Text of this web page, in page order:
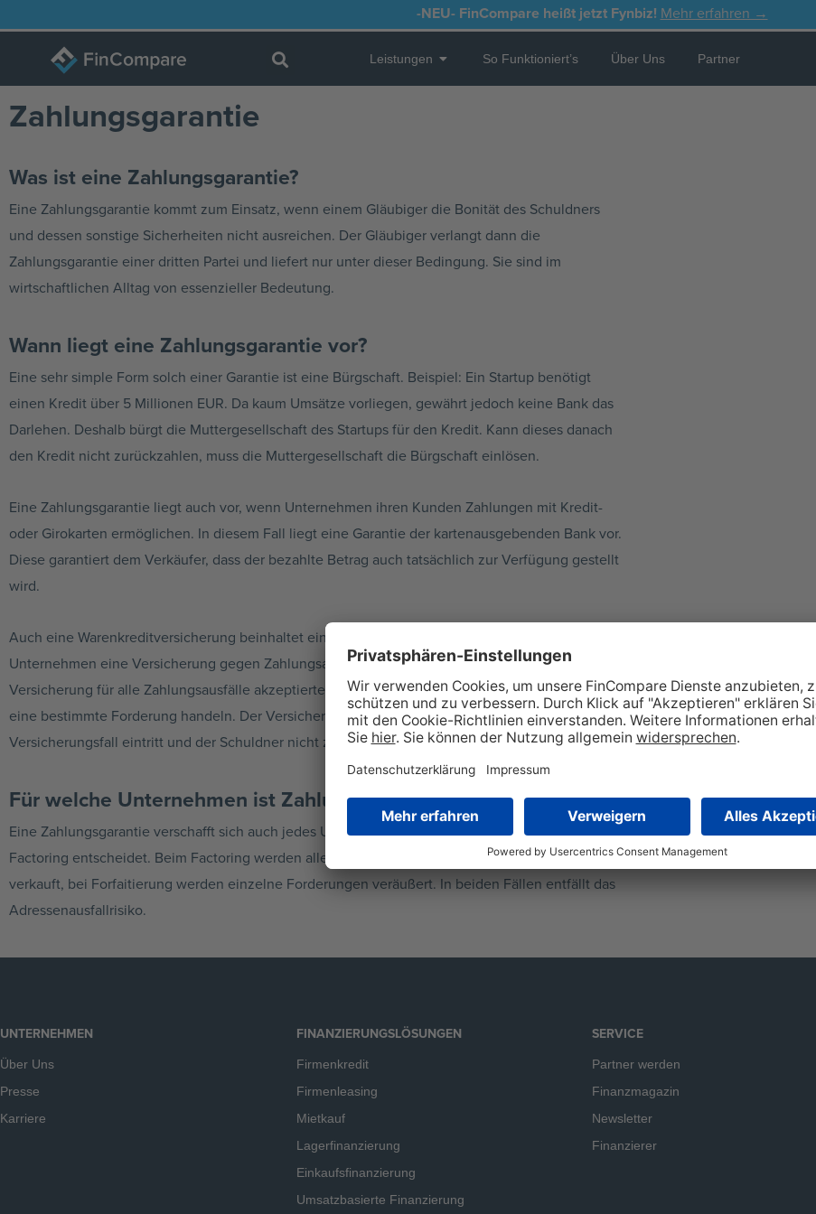
springen
-NEU-FinCompare heißt jetzt Fynbiz! Mehr erfahren →
Leistungen Open Leistungen
So Funktioniert’s Über Uns Partner
Zahlungsgarantie
Was ist eine Zahlungsgarantie?
Eine Zahlungsgarantie kommt zum Einsatz, wenn einem Gläubiger die Bonität des Schuldners
und dessen sonstige Sicherheiten nicht ausreichen. Der Gläubiger verlangt dann die
Zahlungsgarantie einer dritten Partei und liefert nur unter dieser Bedingung. Sie sind im
wirtschaftlichen Alltag von essenzieller Bedeutung.
Wann liegt eine Zahlungsgarantie vor?
Eine sehr simple Form solch einer Garantie ist eine Bürgschaft. Beispiel: Ein Startup benötigt
einen Kredit über 5 Millionen EUR. Da kaum Umsätze vorliegen, gewährt jedoch keine Bank das
Darlehen. Deshalb bürgt die Muttergesellschaft des Startups für den Kredit. Kann dieses danach
den Kredit nicht zurückzahlen, muss die Muttergesellschaft die Bürgschaft einlösen.
Eine Zahlungsgarantie liegt auch vor, wenn Unternehmen ihren Kunden Zahlungen mit Kredit-
oder Girokarten ermöglichen. In diesem Fall liegt eine Garantie der kartenausgebenden Bank vor.
Diese garantiert dem Verkäufer, dass der bezahlte Betrag auch tatsächlich zur Verfügung gestellt
wird.
Auch eine Warenkreditversicherung beinhaltet eine Zahlungsgarantie. Dabei schließen
Unternehmen eine Versicherung gegen Zahlungsausfälle ab. Es kann sich um eine globale
Versicherung für alle Zahlungsausfälle akzeptierter Schuldner oder um eine einzelne Garantie für
eine bestimmte Forderung handeln. Der Versicherer leistet die Zahlung, wenn der
Versicherungsfall eintritt und der Schuldner nicht zahlt.
Für welche Unternehmen ist Zahlungsgarantie relevant?
Eine Zahlungsgarantie verschafft sich auch jedes Unternehmen, das sich für Forfaitierung oder
Factoring entscheidet. Beim Factoring werden alle Forderungen (die Bedingungen erfüllen)
verkauft, bei Forfaitierung werden einzelne Forderungen veräußert. In beiden Fällen entfällt das
Adressenausfallrisiko.
UNTERNEHMEN
Über Uns
Presse
Karriere
FINANZIERUNGSLÖSUNGEN
Firmenkredit
Firmenleasing
Mietkauf
Lagerfinanzierung
Einkaufsfinanzierung
Umsatzbasierte Finanzierung
SERVICE
Partner werden
Finanzmagazin
Newsletter
Finanzierer